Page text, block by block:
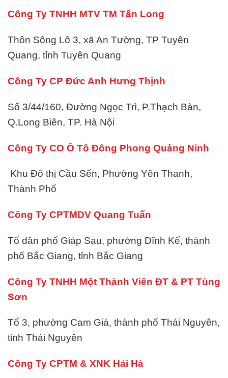
Công Ty TNHH MTV TM Tấn Long
Thôn Sông Lô 3, xã An Tường, TP Tuyên
Quang, tỉnh Tuyên Quang
Công Ty CP Đức Anh Hưng Thịnh
Số 3/44/160, Đường Ngọc Trì, P.Thạch Bàn,
Q.Long Biên, TP. Hà Nội
Công Ty CO Ô Tô Đông Phong Quảng Ninh
Khu Đô thị Cầu Sến, Phường Yên Thanh,
Thành Phố
Công Ty CPTMDV Quang Tuấn
Tổ dân phố Giáp Sau, phường Dĩnh Kế, thành
phố Bắc Giang, tỉnh Bắc Giang
Công Ty TNHH Một Thành Viên ĐT & PT Tùng
Sơn
Tổ 3, phường Cam Giá, thành phố Thái Nguyên,
tỉnh Thái Nguyên
Công Ty CPTM & XNK Hải Hà